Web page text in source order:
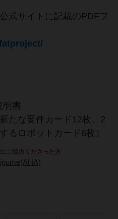
式サイトに記載のPDFフ
書
たな要件カード12枚、2
るロボットカード6枚）
にご協力くださった方